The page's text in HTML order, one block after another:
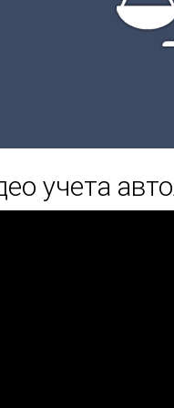
учета